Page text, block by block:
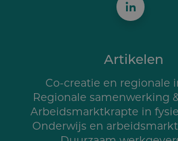
Artikelen
Co-creatie en regionale
Regionale samenwerking
Arbeidsmarktkrapte in
Onderwijs en